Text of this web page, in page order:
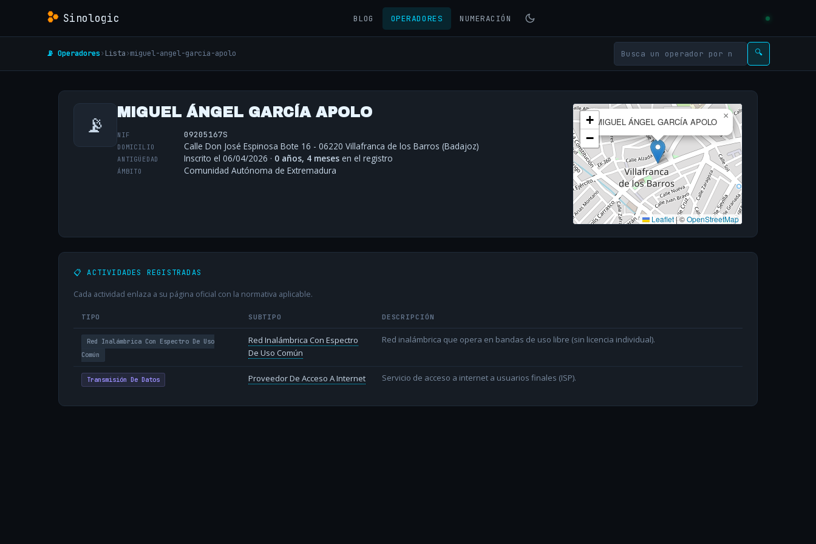
Sinologic BLOG OPERADORES NUMERACIÓN
📡 Operadores› Lista›miguel-angel-garcia-apolo 🔍
📡 MIGUEL ÁNGEL GARCÍA APOLO
NIF 09205167S
DOMICILIO Calle Don José Espinosa Bote 16 - 06220 Villafranca de los Barros (Badajoz)
ANTIGÜEDAD Inscrito el 06/04/2026 · 0 años, 4 meses en el registro
ÁMBITO Comunidad Autónoma de Extremadura
MIGUEL ÁNGEL GARCÍA APOLO
×
+
−
Leaflet|©OpenStreetMap
📋 ACTIVIDADES REGISTRADAS
Cada actividad enlaza a su página oficial con la normativa aplicable.
TIPO SUBTIPO DESCRIPCIÓN
Red Inalámbrica Con Espectro De Uso
Común
Red Inalámbrica Con Espectro
De Uso Común
Red inalámbrica que opera en bandas de uso libre (sin licencia individual).
Transmisión De Datos Proveedor De Acceso A Internet Servicio de acceso a internet a usuarios finales (ISP).